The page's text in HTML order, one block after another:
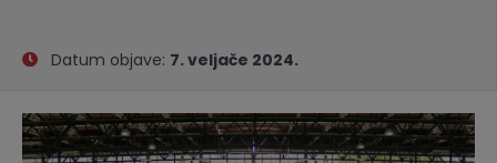
Datum objave: 7. veljače 2024.